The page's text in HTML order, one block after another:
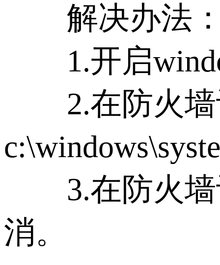
解决办法
1.开启
2.在防火墙
3.在防火墙
消。